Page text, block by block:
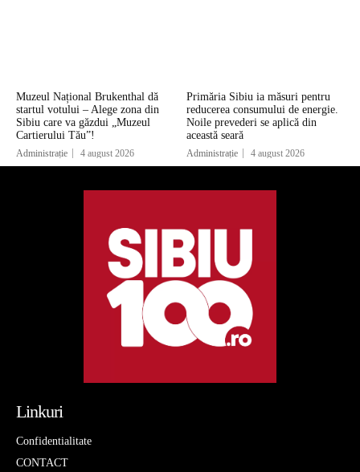
Muzeul Național Brukenthal dă
startul votului – Alege zona din
Sibiu care va găzdui „Muzeul
Cartierului Tău”!
Administrație 4 august 2026
Primăria Sibiu ia măsuri pentru
reducerea consumului de energie.
Noile prevederi se aplică din
această seară
Administrație 4 august 2026
Linkuri
Confidentialitate
CONTACT